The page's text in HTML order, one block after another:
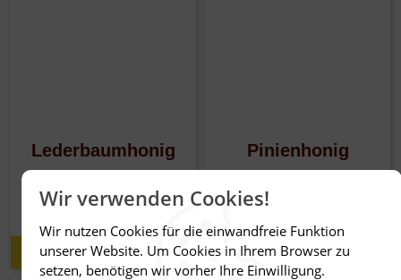
Wir verwenden Cookies!
Wir nutzen Cookies für die einwandfreie Funktion
unserer Website. Um Cookies in Ihrem Browser zu
setzen, benötigen wir vorher Ihre Einwilligung.
Lederbaumhonig
20,60 € / 1,00 kg
Details
Pinienhonig
15,60 € /
Details